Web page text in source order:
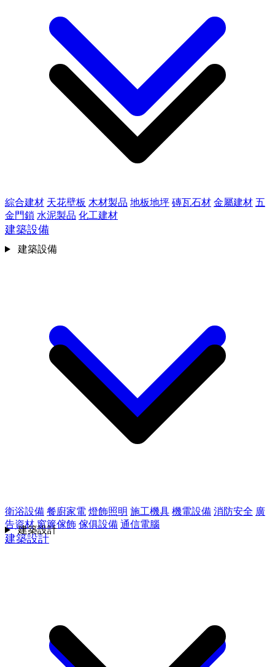
綜合建材 天花壁板 木材製品 地板地坪 磚瓦石材 金屬建材 五
金門鎖 水泥製品 化工建材
建築設備
衛浴設備 餐廚家電 燈飾照明 施工機具 機電設備 消防安全 廣
告資材 窗簾傢飾 傢俱設備 通信電腦
建築設計
建築設備
建築設計